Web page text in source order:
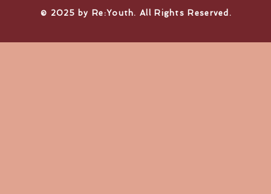
© 2025 by Re:Youth. All Rights Reserved.